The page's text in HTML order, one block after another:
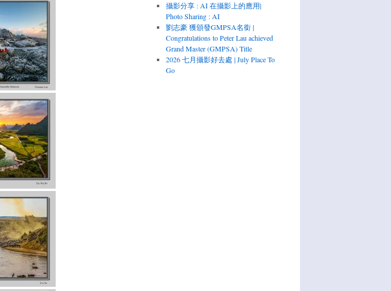
攝影分享 : AI 在攝影上的應用|
Photo Sharing : AI
劉志豪 獲頒發GMPSA名銜 |
Congratulations to Peter Lau achieved
Grand Master (GMPSA) Title
2026 七月攝影好去處 | July Place To
Go